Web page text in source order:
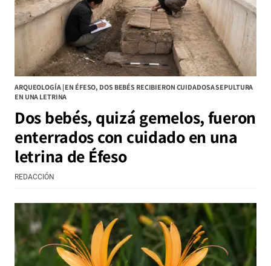
ARQUEOLOGÍA | EN ÉFESO, DOS BEBÉS RECIBIERON CUIDADOSA SEPULTURA
EN UNA LETRINA
Dos bebés, quizá gemelos, fueron
enterrados con cuidado en una
letrina de Éfeso
REDACCIÓN